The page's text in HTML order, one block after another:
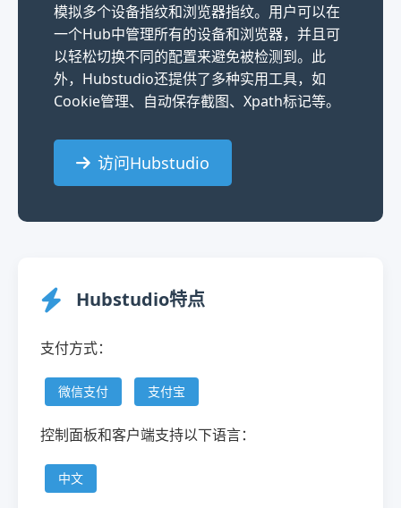
模拟多个设备指纹和浏览器指纹。用户可以在
一个Hub中管理所有的设备和浏览器，并且可
以轻松切换不同的配置来避免被检测到。此
外，Hubstudio还提供了多种实用工具，如
Cookie管理、自动保存截图、Xpath标记等。
访问Hubstudio
Hubstudio特点
支付方式：
微信支付 支付宝
控制面板和客户端支持以下语言：
中文